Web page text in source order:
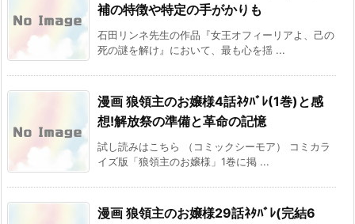
補の特徴や特定の手がかりも
石田リンネ先生の作品『女王オフィーリアよ、己の
死の謎を解け』において、最も心を揺 ...
漫画 狼領主のお嬢様4話ﾈﾀﾊﾞﾚ(1巻)と感
想!解放祭の準備と革命の記憶
試し読みはこちら （コミックシーモア） コミカラ
イズ版「狼領主のお嬢様」1巻に掲 ...
漫画 狼領主のお嬢様29話ﾈﾀﾊﾞﾚ(完結6